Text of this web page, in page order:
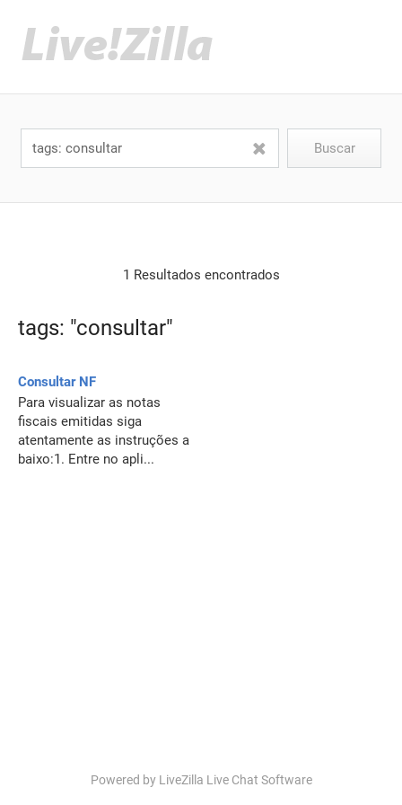
1 Resultados encontrados
tags: "consultar"
Consultar NF
Para visualizar as notas
fiscais emitidas siga
atentamente as instruções a
baixo:1. Entre no apli...
Powered by LiveZilla Live Chat Software